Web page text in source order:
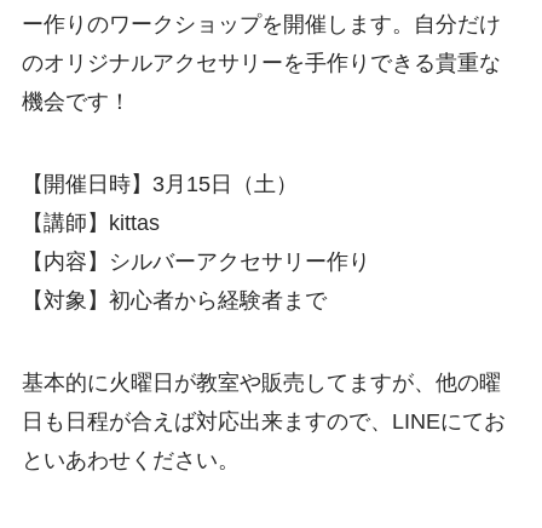
ー作りのワークショップを開催します。自分だけ
のオリジナルアクセサリーを手作りできる貴重な
機会です！
【開催日時】3月15日（土）
【講師】kittas
【内容】シルバーアクセサリー作り
【対象】初心者から経験者まで
基本的に火曜日が教室や販売してますが、他の曜
日も日程が合えば対応出来ますので、LINEにてお
といあわせください。